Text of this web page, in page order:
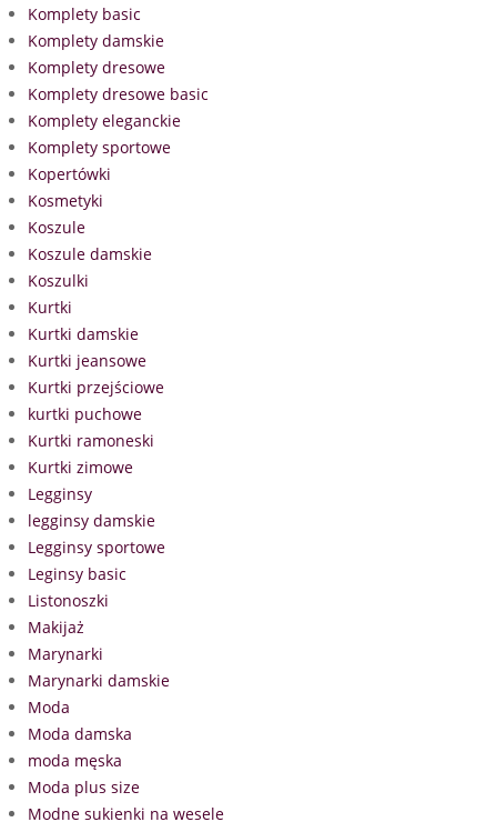
Komplety basic
Komplety damskie
Komplety dresowe
Komplety dresowe basic
Komplety eleganckie
Komplety sportowe
Kopertówki
Kosmetyki
Koszule
Koszule damskie
Koszulki
Kurtki
Kurtki damskie
Kurtki jeansowe
Kurtki przejściowe
kurtki puchowe
Kurtki ramoneski
Kurtki zimowe
Legginsy
legginsy damskie
Legginsy sportowe
Leginsy basic
Listonoszki
Makijaż
Marynarki
Marynarki damskie
Moda
Moda damska
moda męska
Moda plus size
Modne sukienki na wesele